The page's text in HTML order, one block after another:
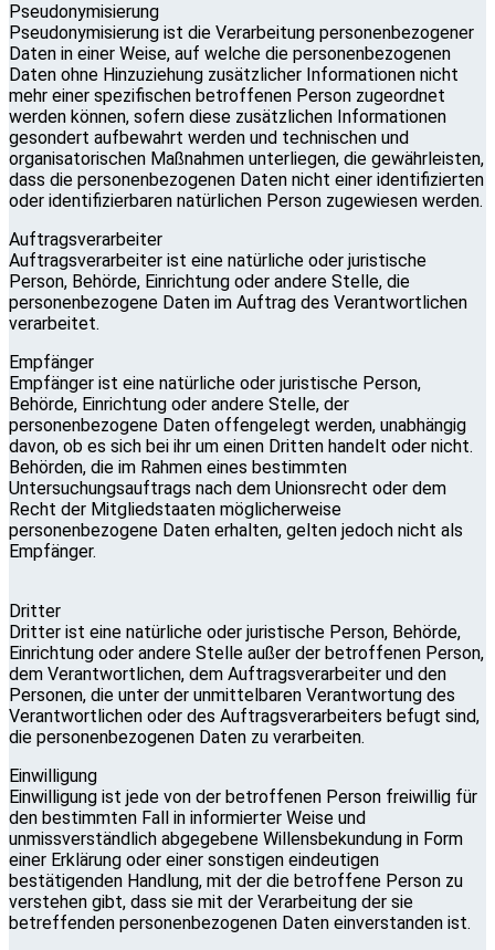
Pseudonymisierung
Pseudonymisierung ist die Verarbeitung personenbezogener
Daten in einer Weise, auf welche die personenbezogenen
Daten ohne Hinzuziehung zusätzlicher Informationen nicht
mehr einer spezifischen betroffenen Person zugeordnet
werden können, sofern diese zusätzlichen Informationen
gesondert aufbewahrt werden und technischen und
organisatorischen Maßnahmen unterliegen, die gewährleisten,
dass die personenbezogenen Daten nicht einer identifizierten
oder identifizierbaren natürlichen Person zugewiesen werden.
Auftragsverarbeiter
Auftragsverarbeiter ist eine natürliche oder juristische
Person, Behörde, Einrichtung oder andere Stelle, die
personenbezogene Daten im Auftrag des Verantwortlichen
verarbeitet.
Empfänger
Empfänger ist eine natürliche oder juristische Person,
Behörde, Einrichtung oder andere Stelle, der
personenbezogene Daten offengelegt werden, unabhängig
davon, ob es sich bei ihr um einen Dritten handelt oder nicht.
Behörden, die im Rahmen eines bestimmten
Untersuchungsauftrags nach dem Unionsrecht oder dem
Recht der Mitgliedstaaten möglicherweise
personenbezogene Daten erhalten, gelten jedoch nicht als
Empfänger.
Dritter
Dritter ist eine natürliche oder juristische Person, Behörde,
Einrichtung oder andere Stelle außer der betroffenen Person,
dem Verantwortlichen, dem Auftragsverarbeiter und den
Personen, die unter der unmittelbaren Verantwortung des
Verantwortlichen oder des Auftragsverarbeiters befugt sind,
die personenbezogenen Daten zu verarbeiten.
Einwilligung
Einwilligung ist jede von der betroffenen Person freiwillig für
den bestimmten Fall in informierter Weise und
unmissverständlich abgegebene Willensbekundung in Form
einer Erklärung oder einer sonstigen eindeutigen
bestätigenden Handlung, mit der die betroffene Person zu
verstehen gibt, dass sie mit der Verarbeitung der sie
betreffenden personenbezogenen Daten einverstanden ist.